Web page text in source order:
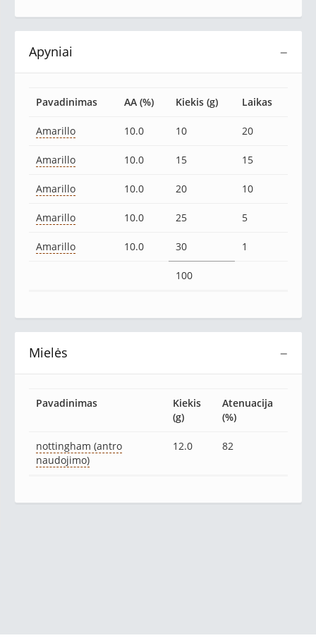
−
Apyniai
Pavadinimas AA (%) Kiekis (g) Laikas
Amarillo 10.0 10 20
Amarillo 10.0 15 15
Amarillo 10.0 20 10
Amarillo 10.0 25 5
Amarillo 10.0 30 1
100
−
Mielės
Pavadinimas
Kiekis
(g)
Atenuacija
(%)
nottingham (antro
naudojimo)
12.0 82